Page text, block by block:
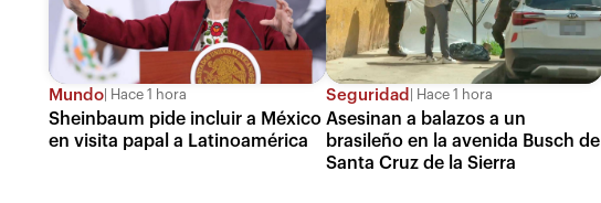
Mundo Hace 1 hora
Sheinbaum pide incluir a México
en visita papal a Latinoamérica
Seguridad Hace 1 hora
Asesinan a balazos a un
brasileño en la avenida Busch de
Santa Cruz de la Sierra